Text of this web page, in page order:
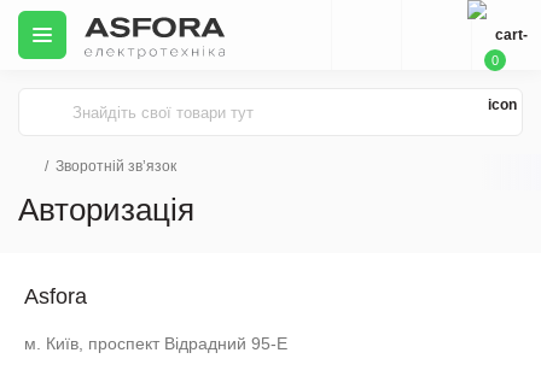
0
Зворотній зв’язок
Авторизація
Asfora
м. Київ, проспект Відрадний 95-Е